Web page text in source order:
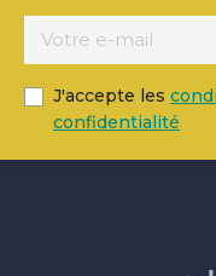
J'accepte les
confidentialité